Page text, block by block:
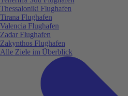
Thessaloniki Flughafen
Tirana Flughafen
Valencia Flughafen
Zadar Flughafen
Zakynthos Flughafen
Alle Ziele im Überblick